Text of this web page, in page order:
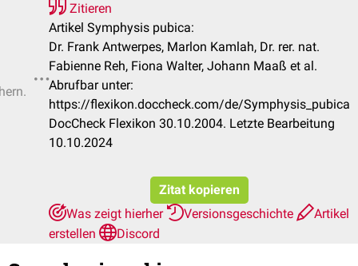
Zitieren
Artikel Symphysis pubica:
Dr. Frank Antwerpes, Marlon Kamlah, Dr. rer. nat.
Fabienne Reh, Fiona Walter, Johann Maaß et al.
Abrufbar unter:
https://flexikon.doccheck.com/de/Symphysis_pubica
DocCheck Flexikon 30.10.2004. Letzte Bearbeitung
10.10.2024
Zitat kopieren
Was zeigt hierher
Versionsgeschichte
Artikel
erstellen
Discord